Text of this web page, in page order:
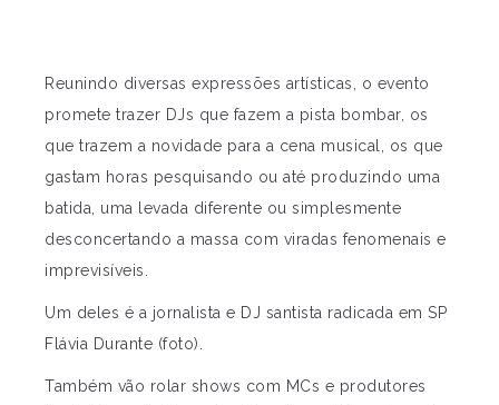
Reunindo diversas expressões artísticas, o evento
promete trazer DJs que fazem a pista bombar, os
que trazem a novidade para a cena musical, os que
gastam horas pesquisando ou até produzindo uma
batida, uma levada diferente ou simplesmente
desconcertando a massa com viradas fenomenais e
imprevisíveis.
Um deles é a jornalista e DJ santista radicada em SP
Flávia Durante (foto).
Também vão rolar shows com MCs e produtores